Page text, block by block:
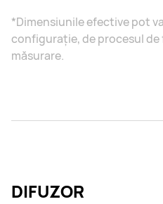
*Dimensiunile efective pot
configurație, de procesul
măsurare.
DIFUZOR